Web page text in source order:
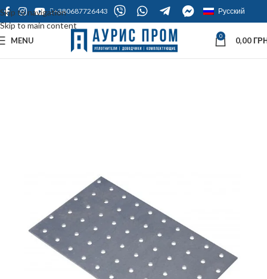
Skip to navigation
Skip to main content
+380687726443 Русский
MENU 0 0,00